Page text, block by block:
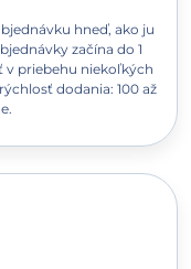
hneď, ako ju
začína do 1
v priebehu niekoľkých
dodania: 100 až